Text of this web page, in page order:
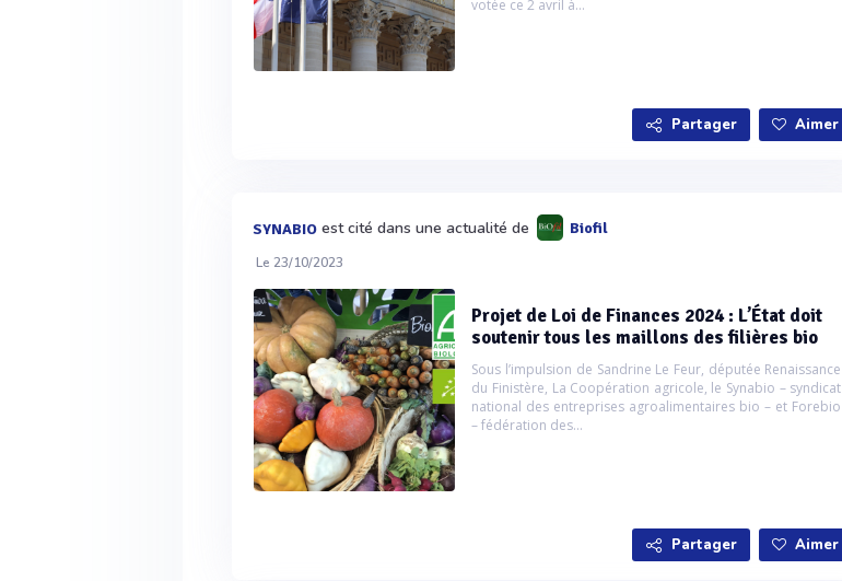
votée ce 2 avril à...
Partager Aimer
SYNABIO est cité dans une actualité de Biofil
Le 23/10/2023
Projet de Loi de Finances 2024 : L’État doit
soutenir tous les maillons des filières bio
Sous l’impulsion de Sandrine Le Feur, députée Renaissance
du Finistère, La Coopération agricole, le Synabio – syndicat
national des entreprises agroalimentaires bio – et Forebio
– fédération des...
Partager Aimer